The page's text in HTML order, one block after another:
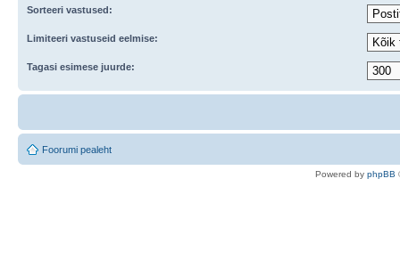
Sorteeri vastused:
Limiteeri vastuseid eelmise:
Tagasi esimese juurde:
Foorumi pealeht
Powered by phpBB